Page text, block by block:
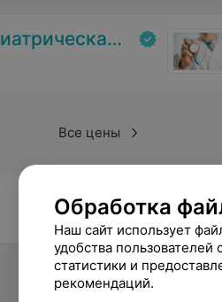
больница
Все цены
Обработка
Наш сайт использует
удобства пользователей
статистики и
рекомендаций.